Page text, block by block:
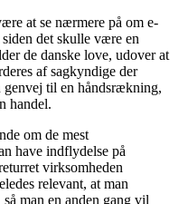
at se nærmere på om e-
det skulle være en
de danske love, udover at
af sagkyndige der
genvej til en håndsrækning,
handel.
om de mest
have indflydelse på
virksomheden
relevant, at man
man en anden gang vil